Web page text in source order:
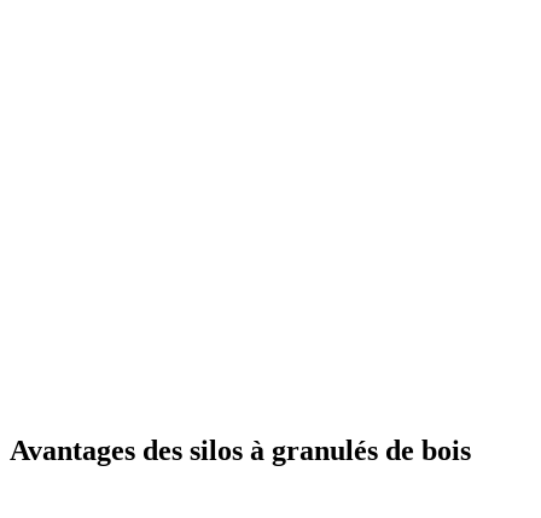
Avantages des silos à granulés de bois